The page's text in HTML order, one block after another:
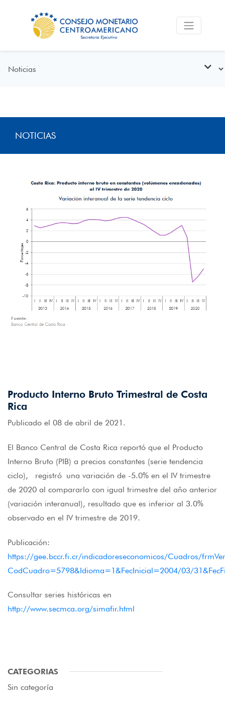
NOTICIAS
Producto Interno Bruto Trimestral de Costa
Rica
Publicado el 08 de abril de 2021.
El Banco Central de Costa Rica reportó que el Producto
Interno Bruto (PIB) a precios constantes (serie tendencia
ciclo), registró una variación de -5.0% en el IV trimestre
de 2020 al compararlo con igual trimestre del año anterior
(variación interanual), resultado que es inferior al 3.0%
observado en el IV trimestre de 2019.
Publicación:
https://gee.bccr.fi.cr/indicadoreseconomicos/Cuadros/
CodCuadro=5798&Idioma=1&FecInicial=2004/03/
Consultar series históricas en
http://www.secmca.org/simafir.html
CATEGORIAS
Sin categoría